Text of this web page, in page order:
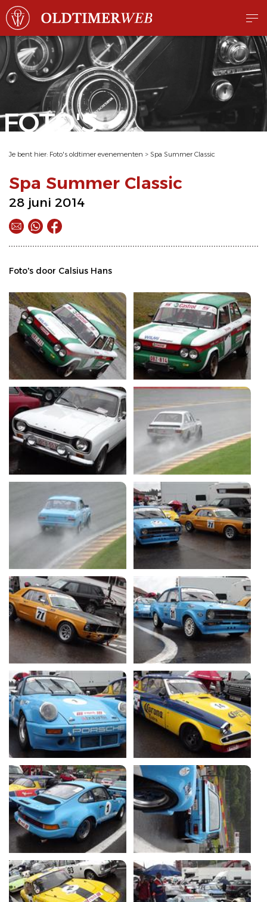
FOTO'S
Je bent hier: Foto's oldtimer evenementen > Spa Summer Classic
Spa Summer Classic
28 juni 2014
Foto's door Calsius Hans